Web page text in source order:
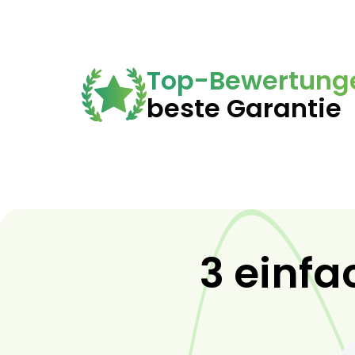
Top-
beste Garantie
3